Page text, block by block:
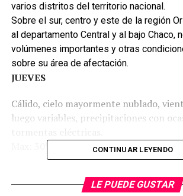
varios distritos del territorio nacional.
Sobre el sur, centro y este de la región
al departamento Central y al bajo Chaco,
volúmenes importantes y otras
sobre su área de afectación.
JUEVES
Cálido, cielo mayormente nublado,
luego variables, precipitaciones con
CONTINUAR LEYENDO
LE PUEDE GUSTAR